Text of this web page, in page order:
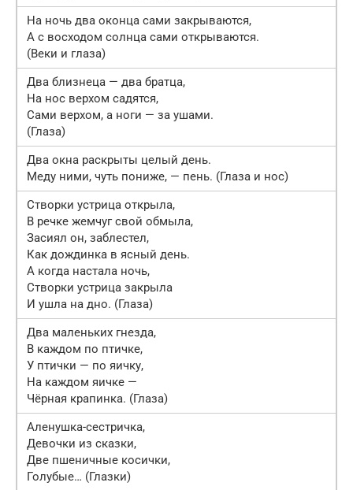
На ночь два оконца сами закрываются,
А с восходом солнца сами открываются.
(Веки и глаза)
Два близнеца — два братца,
На нос верхом садятся,
Сами верхом, а ноги — за ушами.
(Глаза)
Два окна раскрыты целый день.
Меду ними, чуть пониже, — пень. (Глаза и нос)
Створки устрица открыла,
В речке жемчуг свой обмыла,
Засиял он, заблестел,
Как дождинка в ясный день.
А когда настала ночь,
Створки устрица закрыла
И ушла на дно. (Глаза)
Два маленьких гнезда,
В каждом по птичке,
У птички — по яичку,
На каждом яичке —
Чёрная крапинка. (Глаза)
Аленушка-сестричка,
Девочки из сказки,
Две пшеничные косички,
Голубые… (Глазки)